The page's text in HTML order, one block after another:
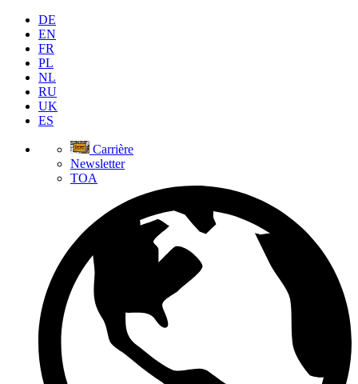
DE
EN
FR
PL
NL
RU
UK
ES
Carrière
Newsletter
TOA